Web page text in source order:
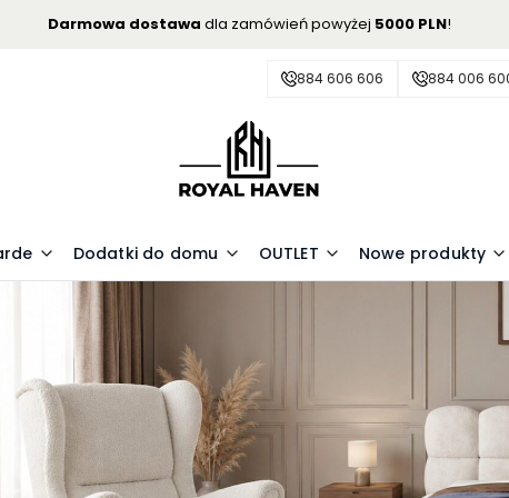
Darmowa dostawa dla zamówień powyżej 5000 PLN!
884 606 606 884 006
Dodatki do domu OUTLET Nowe produkty